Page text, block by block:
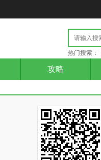
热门搜索：
攻略